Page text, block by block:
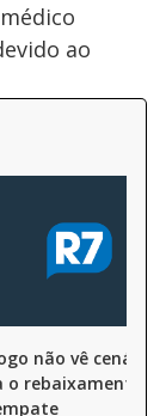
ao
não vê cenário
o rebaixamento